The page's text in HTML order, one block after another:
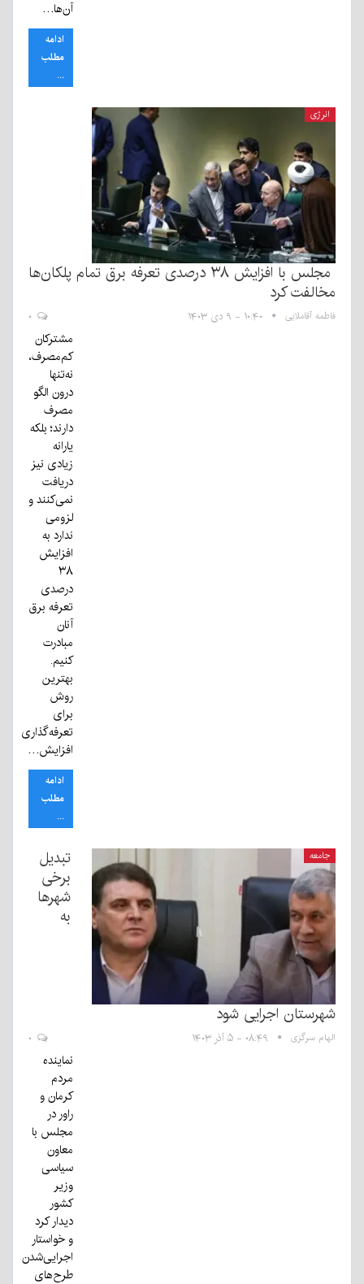
آن‌ها…
ادامه
مطلب
...
انرژی
مجلس با افزایش ۳۸ درصدی تعرفه برق تمام پلکان‌ها
مخالفت کرد
فاطمه آقاملایی ۱۰:۴۰ - ۹ دی ۱۴۰۳
مشترکان
کم‌مصرف،
نه‌تنها
درون الگو
مصرف
دارند؛ بلکه
یارانه
زیادی نیز
دریافت
نمی‌کنند و
لزومی
ندارد به
افزایش
۳۸
درصدی
تعرفه برق
آنان
مبادرت
کنیم.
بهترین
روش
برای
تعرفه‌گذاری
افزایش…
ادامه
مطلب
...
جامعه
تبدیل
برخی
شهرها
به
شهرستان اجرایی شود
الهام سرگزی ۰۸:۴۹ - ۵ آذر ۱۴۰۳
نماینده
مردم
کرمان و
راور در
مجلس با
معاون
سیاسی
وزیر
کشور
دیدار کرد
و خواستار
اجرایی‌شدن
طرح‌های